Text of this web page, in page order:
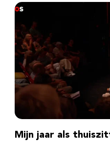
Mijn jaar als